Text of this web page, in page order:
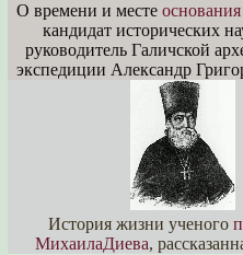
О времени и месте
кандидат исторических
руководитель Галичской
экспедиции Александр
История жизни ученого
МихаилаДиева,